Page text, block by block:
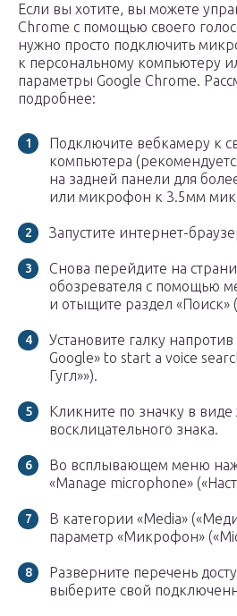
Если вы хотите, вы можете
Chrome с помощью своего
нужно просто подключить
к персональному компьютеру
параметры Google Chrome.
подробнее:
Подключите вебкамеру к
компьютера
на задней панели для
или микрофон к 3.5мм
Запустите интернет-
Снова перейдите на
обозревателя с помощью
и отыщите раздел «Поиск»
Установите галку
Google» to start a voice
Гугл»»).
Кликните по значку в виде
восклицательного знака.
Во всплывающем меню
«Manage microphone»
В категории «Media»
параметр «Микрофон»
Разверните перечень
выберите свой